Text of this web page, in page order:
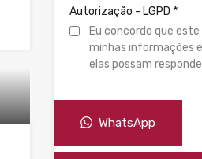
Autorização - LGPD *
Eu concordo que
minhas informações
elas possam
WhatsApp